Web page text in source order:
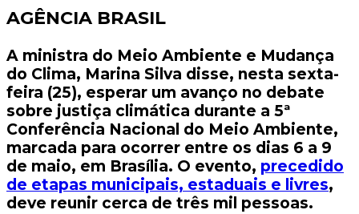
AGÊNCIA BRASIL
A ministra do Meio Ambiente e Mudança
do Clima, Marina Silva disse, nesta sexta-
feira (25), esperar um avanço no debate
sobre justiça climática durante a 5ª
Conferência Nacional do Meio Ambiente,
marcada para ocorrer entre os dias 6 a 9
de maio, em Brasília. O evento, precedido
de etapas municipais, estaduais e livres,
deve reunir cerca de três mil pessoas.